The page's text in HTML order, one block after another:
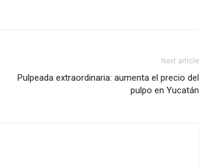
Next article
Pulpeada extraordinaria: aumenta el precio del
pulpo en Yucatán